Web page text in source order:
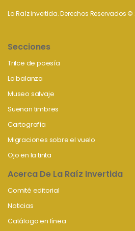
La Raíz invertida. Derechos Reservados ©
Secciones
Trilce de poesía
La balanza
Museo salvaje
Suenan timbres
Cartografía
Migraciones sobre el vuelo
Ojo en la tinta
Acerca De La Raíz Invertida
Comité editorial
Noticias
Catálogo en línea